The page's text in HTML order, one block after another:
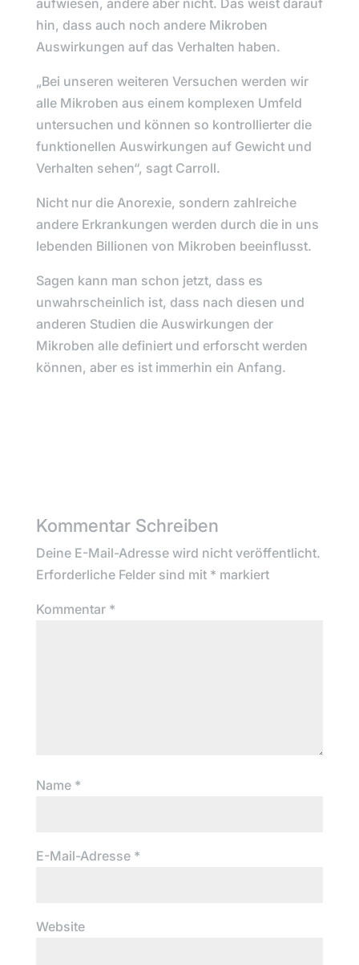
aufwiesen, andere aber nicht. Das weist darauf
hin, dass auch noch andere Mikroben
Auswirkungen auf das Verhalten haben.
„Bei unseren weiteren Versuchen werden wir
alle Mikroben aus einem komplexen Umfeld
untersuchen und können so kontrollierter die
funktionellen Auswirkungen auf Gewicht und
Verhalten sehen“, sagt Carroll.
Nicht nur die Anorexie, sondern zahlreiche
andere Erkrankungen werden durch die in uns
lebenden Billionen von Mikroben beeinflusst.
Sagen kann man schon jetzt, dass es
unwahrscheinlich ist, dass nach diesen und
anderen Studien die Auswirkungen der
Mikroben alle definiert und erforscht werden
können, aber es ist immerhin ein Anfang.
Kommentar Schreiben
Deine E-Mail-Adresse wird nicht veröffentlicht.
Erforderliche Felder sind mit * markiert
Kommentar *
Name *
E-Mail-Adresse *
Website